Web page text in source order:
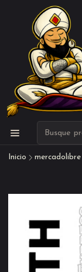
Inicio mercadolibre